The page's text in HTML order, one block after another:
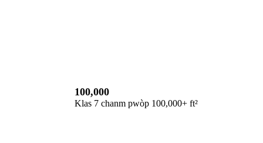
100,000
Klas 7 chanm pwòp 100,000+ ft²